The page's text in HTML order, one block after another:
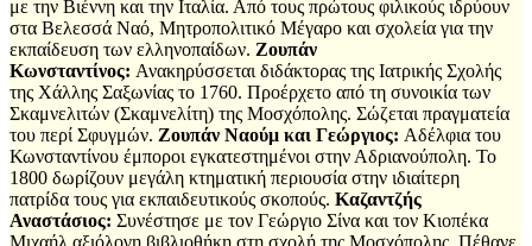
με την Βιέννη και την Ιταλία. Από τους πρώτους φιλικούς ιδρύουν
στα Βελεσσά Ναό, Μητροπολιτικό Μέγαρο και σχολεία για την
εκπαίδευση των ελληνοπαίδων. Ζουπάν
Κωνσταντίνος: Ανακηρύσσεται διδάκτορας της Ιατρικής Σχολής
της Χάλλης Σαξωνίας το 1760. Προέρχετο από τη συνοικία των
Σκαμνελιτών (Σκαμνελίτη) της Μοσχόπολης. Σώζεται πραγματεία
του περί Σφυγμών. Ζουπάν Ναούμ και Γεώργιος: Αδέλφια του
Κωνσταντίνου έμποροι εγκατεστημένοι στην Αδριανούπολη. Το
1800 δωρίζουν μεγάλη κτηματική περιουσία στην ιδιαίτερη
πατρίδα τους για εκπαιδευτικούς σκοπούς. Καζαντζής
Αναστάσιος: Συνέστησε με τον Γεώργιο Σίνα και τον Κιοπέκα
Μιχαήλ αξιόλογη βιβλιοθήκη στη σχολή της Μοσχόπολης. Πέθανε